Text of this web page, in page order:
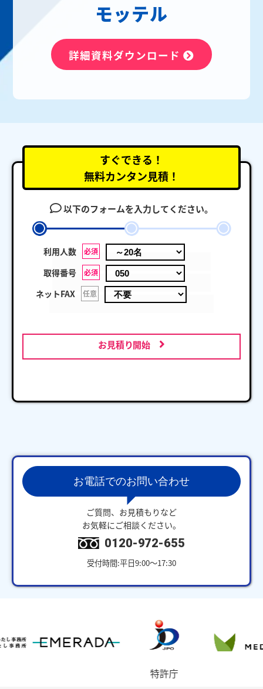
モッテル
詳細資料ダウンロード
すぐできる！
無料カンタン見積！
以下のフォームを入力してください。
利用人数 必須
取得番号 必須
ネットFAX 任意
お見積り開始
お電話でのお問い合わせ
ご質問、お見積もりなど
お気軽にご相談ください。
0120-972-655
受付時間:平日9:00～17:30
特許庁